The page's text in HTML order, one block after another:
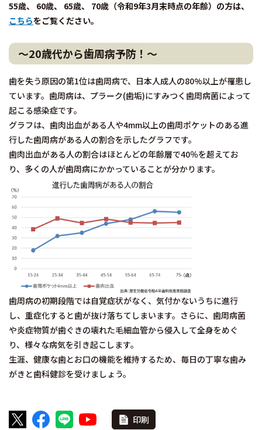
55歳、 60歳、 65歳、 70歳（令和9年3月末時点の年齢）の方は、
こちらをご覧ください。
～20歳代から歯周病予防！～
歯を失う原因の第1位は歯周病で、日本人成人の80%以上が罹患し
ています。歯周病は、プラーク(歯垢)にすみつく歯周病菌によって
起こる感染症です。
グラフは、歯肉出血がある人や4mm以上の歯周ポケットのある進
行した歯周病がある人の割合を示したグラフです。
歯肉出血がある人の割合はほとんどの年齢層で40％を超えてお
り、多くの人が歯周病にかかっていることが分かります。
歯周病の初期段階では自覚症状がなく、気付かないうちに進行
し、重症化すると歯が抜け落ちてしまいます。さらに、歯周病菌
や炎症物質が歯ぐきの壊れた毛細血管から侵入して全身をめぐ
り、様々な病気を引き起こします。
生涯、健康な歯とお口の機能を維持するため、毎日の丁寧な歯み
がきと歯科健診を受けましょう。
印刷